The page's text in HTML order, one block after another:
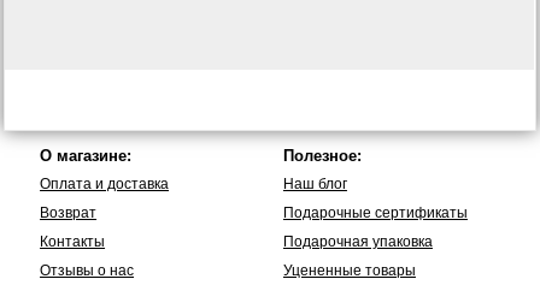
О магазине:
Оплата и доставка
Возврат
Контакты
Отзывы о нас
Полезное:
Наш блог
Подарочные сертификаты
Подарочная упаковка
Уцененные товары